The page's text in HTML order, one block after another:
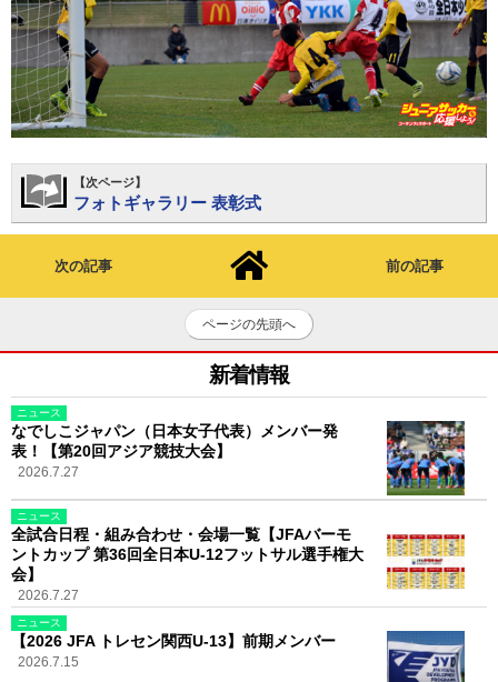
【次ページ】
フォトギャラリー 表彰式
次の記事 前の記事
ページの先頭へ
新着情報
ニュース
なでしこジャパン（日本女子代表）メンバー発
表！【第20回アジア競技大会】
2026.7.27
ニュース
全試合日程・組み合わせ・会場一覧【JFAバーモ
ントカップ 第36回全日本U-12フットサル選手権大
会】
2026.7.27
ニュース
【2026 JFA トレセン関西U-13】前期メンバー
2026.7.15